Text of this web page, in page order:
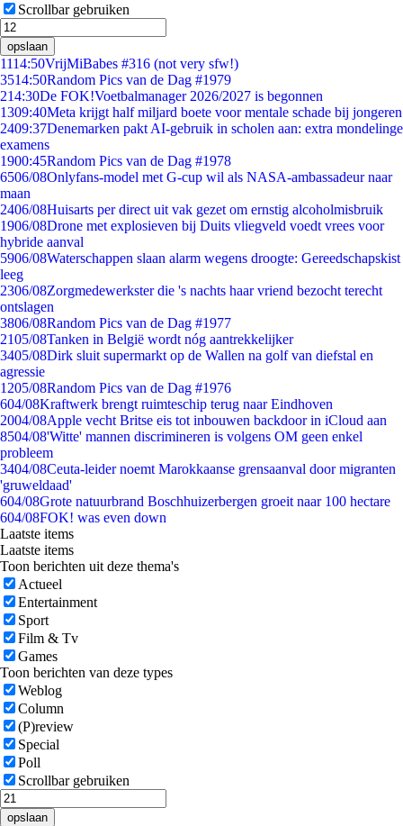
Scrollbar gebruiken
opslaan
1114:50VrijMiBabes #316 (not very sfw!)
3514:50Random Pics van de Dag #1979
214:30De FOK!Voetbalmanager 2026/2027 is begonnen
1309:40Meta krijgt half miljard boete voor mentale schade bij jongeren
2409:37Denemarken pakt AI-gebruik in scholen aan: extra mondelinge
examens
1900:45Random Pics van de Dag #1978
6506/08Onlyfans-model met G-cup wil als NASA-ambassadeur naar
maan
2406/08Huisarts per direct uit vak gezet om ernstig alcoholmisbruik
1906/08Drone met explosieven bij Duits vliegveld voedt vrees voor
hybride aanval
5906/08Waterschappen slaan alarm wegens droogte: Gereedschapskist
leeg
2306/08Zorgmedewerkster die 's nachts haar vriend bezocht terecht
ontslagen
3806/08Random Pics van de Dag #1977
2105/08Tanken in België wordt nóg aantrekkelijker
3405/08Dirk sluit supermarkt op de Wallen na golf van diefstal en
agressie
1205/08Random Pics van de Dag #1976
604/08Kraftwerk brengt ruimteschip terug naar Eindhoven
2004/08Apple vecht Britse eis tot inbouwen backdoor in iCloud aan
8504/08'Witte' mannen discrimineren is volgens OM geen enkel
probleem
3404/08Ceuta-leider noemt Marokkaanse grensaanval door migranten
'gruweldaad'
604/08Grote natuurbrand Boschhuizerbergen groeit naar 100 hectare
604/08FOK! was even down
Laatste items
Laatste items
Toon berichten uit deze thema's
Actueel
Entertainment
Sport
Film & Tv
Games
Toon berichten van deze types
Weblog
Column
(P)review
Special
Poll
Scrollbar gebruiken
opslaan